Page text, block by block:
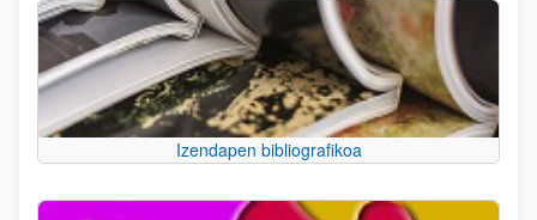
Izendapen bibliografikoa